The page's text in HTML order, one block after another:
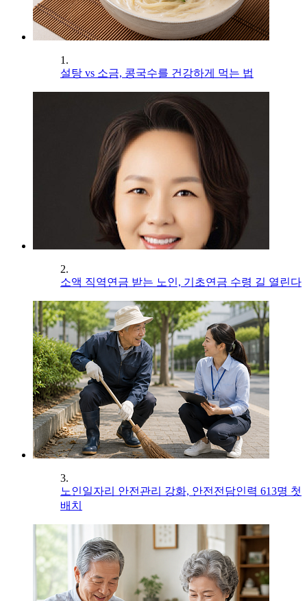
1.
설탕 vs 소금, 콩국수를 건강하게 먹는 법
2.
소액 직역연금 받는 노인, 기초연금 수령 길 열린다
3.
노인일자리 안전관리 강화, 안전전담인력 613명 첫
배치